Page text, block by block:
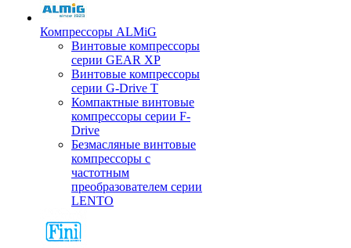
Компрессоры ALMiG
Винтовые компрессоры
серии GEAR XP
Винтовые компрессоры
серии G-Drive T
Компактные винтовые
компрессоры серии F-
Drive
Безмасляные винтовые
компрессоры с
частотным
преобразователем серии
LENTO